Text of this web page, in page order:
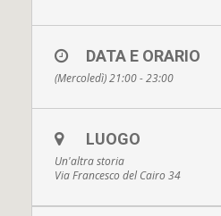
necessità di riaffermare il
verità per Giulio è un tassello
percorso. L'accertamento dei
invitiamo tutta la cittadinanza a
responsabile della Circoscrizione
storia. Relazione a cura di
DATA E ORARIO
(Mercoledì) 21:00 - 23:00
LUOGO
Un'altra storia
Via Francesco del Cairo 34